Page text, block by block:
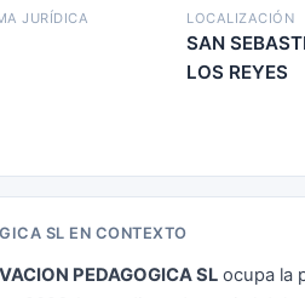
JURÍDICA LOCALIZACIÓN
SAN
LOS REYES
SL EN CONTEXTO
PEDAGOGICA SL ocupa la